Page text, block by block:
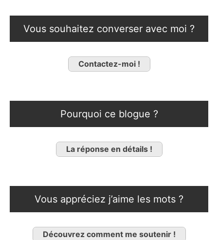
Vous souhaitez converser avec moi ?
Contactez-moi !
Pourquoi ce blogue ?
La réponse en détails !
Vous appréciez j’aime les mots ?
Découvrez comment me soutenir !